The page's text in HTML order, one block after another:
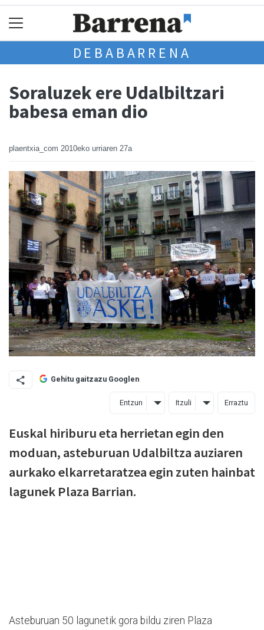
DEBABARRENA
Soraluzek ere Udalbiltzari
babesa eman dio
plaentxia_com 2010eko urriaren 27a
Gehitu gaitzazu Googlen
Entzun Itzuli Erraztu
Euskal hiriburu eta herrietan egin den
moduan, asteburuan Udalbiltza auziaren
aurkako elkarretaratzea egin zuten hainbat
lagunek Plaza Barrian.
Asteburuan 50 lagunetik gora bildu ziren Plaza